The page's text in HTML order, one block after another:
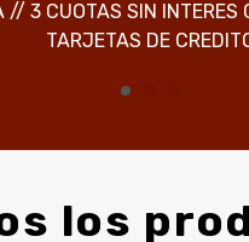
// 3 CUOTAS SIN INTERES
TARJETAS DE
los